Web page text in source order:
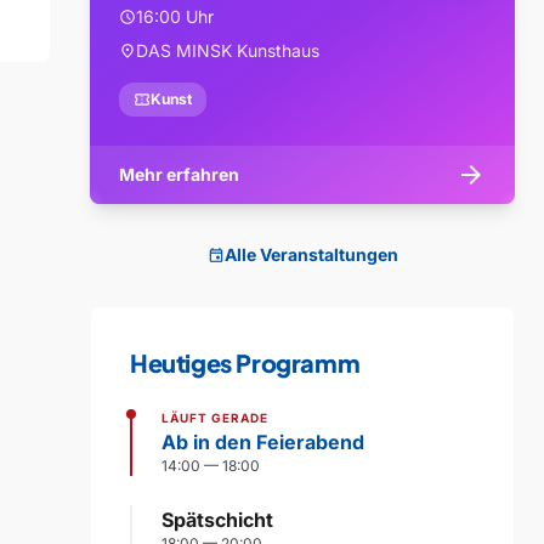
schedule16:00 Uhr
location_onDAS MINSK Kunsthaus
confirmation_numberKunst
Mehr erfahren arrow_forward
eventAlle Veranstaltungen
Heutiges Programm
LÄUFT GERADE
Ab in den Feierabend
14:00 — 18:00
Spätschicht